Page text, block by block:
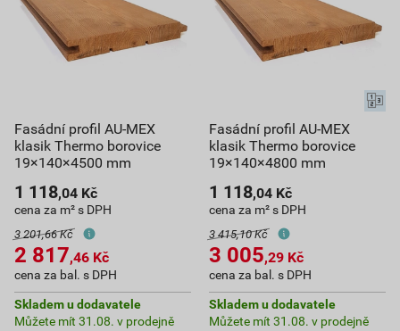
Fasádní profil AU-MEX
klasik Thermo borovice
19×140×4500 mm
1 118,04 Kč
cena za m² s DPH
3 201,66 Kč
2 817,46 Kč
cena za bal. s DPH
Skladem u dodavatele
Můžete mít 31.08. v prodejně
Fasádní profil AU-MEX
klasik Thermo borovice
19×140×4800 mm
1 118,04 Kč
cena za m² s DPH
3 415,10 Kč
3 005,29 Kč
cena za bal. s DPH
Skladem u dodavatele
Můžete mít 31.08. v prodejně